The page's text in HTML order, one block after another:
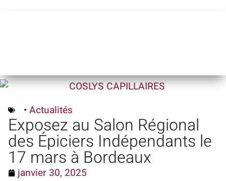
• Actualités
Exposez au Salon Régional
des Épiciers Indépendants le
17 mars à Bordeaux
janvier 30, 2025